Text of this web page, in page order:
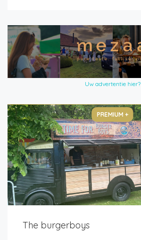
Uw advertentie hier?
PREMIUM +
The burgerboys